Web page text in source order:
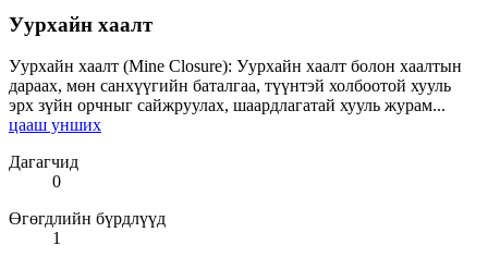
Уурхайн хаалт
Уурхайн хаалт (Mine Closure): Уурхайн хаалт болон хаалтын
дараах, мөн санхүүгийн баталгаа, түүнтэй холбоотой хууль
эрх зүйн орчныг сайжруулах, шаардлагатай хууль журам...
цааш унших
Дагагчид
0
Өгөгдлийн бүрдлүүд
1